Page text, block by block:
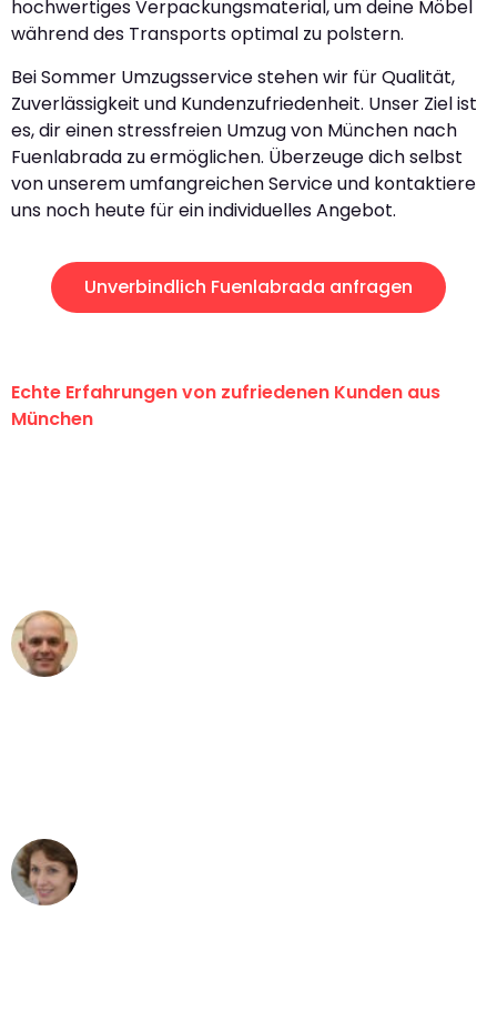
hochwertiges Verpackungsmaterial, um deine Möbel
während des Transports optimal zu polstern.
Bei Sommer Umzugsservice stehen wir für Qualität,
Zuverlässigkeit und Kundenzufriedenheit. Unser Ziel ist
es, dir einen stressfreien Umzug von München nach
Fuenlabrada zu ermöglichen. Überzeuge dich selbst
von unserem umfangreichen Service und kontaktiere
uns noch heute für ein individuelles Angebot.
Unverbindlich Fuenlabrada anfragen
Echte Erfahrungen von zufriedenen Kunden aus
München